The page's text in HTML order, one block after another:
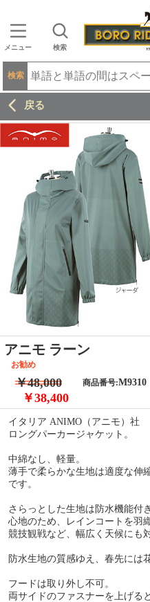
メニュー 検索
検索
戻る
アニモ ラーン
お勧め
￥48,000
￥38,400
商品番号:M9310
イタリア ANIMO（アニモ）社
ロングパーカージャケット。
中綿なし、軽量。
薄手で柔らかな生地は適度な伸
です。
さらっとした生地は防水機能付
心地のため、レインコートを羽
競技観戦など、幅広く天候にも
防水生地の質感ゆえ、春先には
フードは取り外し不可。
両サイドのファスナーを上げる